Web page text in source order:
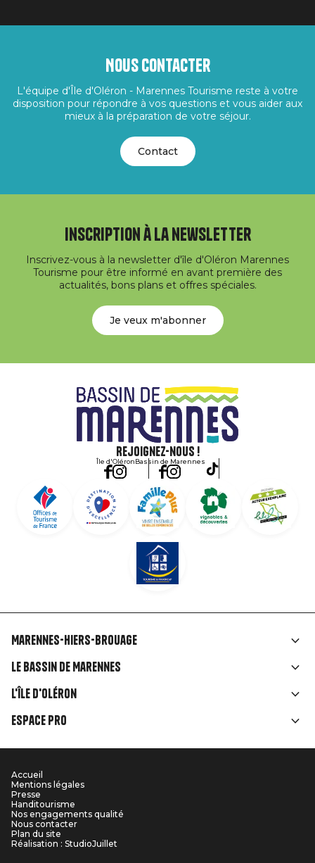
Nous contacter
L'équipe d'Île d'Oléron - Marennes Tourisme reste à votre
disposition pour répondre à vos questions et vous aider aux
mieux à la préparation de votre séjour.
Contact
Inscription à la newsletter
Inscrivez-vous à la newsletter d'île d'Oléron Marennes
Tourisme pour être informé en avant première des
actualités, bons plans et offres spéciales.
Je veux m'abonner
Rejoignez-nous !
Île d'OléronBassin de Marennes
Liens
rubriques
Marennes-Hiers-Brouage
Le Bassin de Marennes
L'île d'Oléron
Espace Pro
Menu
Pied
de
Accueil
Mentions légales
Presse
Handitourisme
Nos engagements qualité
Nous contacter
Plan du site
Réalisation : StudioJuillet